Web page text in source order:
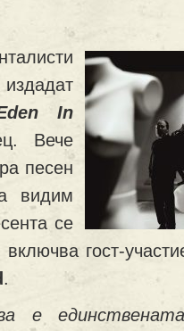
In
Вече
песен
видим
се
включва гост-
.
е